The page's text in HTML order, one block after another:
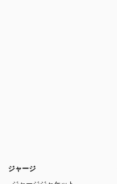
ジャージ